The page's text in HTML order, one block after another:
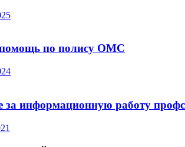
по полису ОМС
за информационную работу